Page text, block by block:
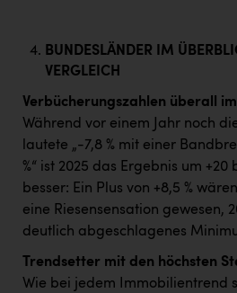
BUNDESLÄNDER IM
VERGLEICH
Verbücherungszahlen überall
Während vor einem Jahr noch
lautete „-7,8 % mit einer
%“ ist 2025 das Ergebnis um
besser: Ein Plus von +8,5 %
eine Riesensensation gewesen,
deutlich abgeschlagenes
Trendsetter mit den höchsten
Wie bei jedem Immobilientrend